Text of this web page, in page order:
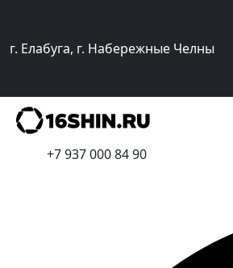
г. Елабуга, г. Набережные Челны
+7 937 000 84 90